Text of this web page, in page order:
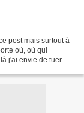
post mais surtout à
où, où qui
j'ai envie de tuer